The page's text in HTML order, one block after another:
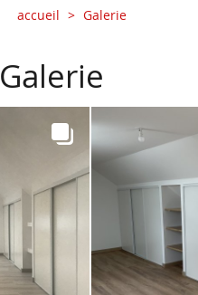
accueil Galerie
Galerie